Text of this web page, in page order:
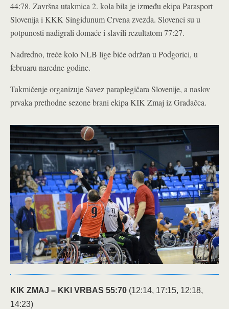
44:78. Završna utakmica 2. kola bila je između ekipa Parasport
Slovenija i KKK Singidunum Crvena zvezda. Slovenci su u
potpunosti nadigrali domaće i slavili rezultatom 77:27.
Nadredno, treće kolo NLB lige biće održan u Podgorici, u
februaru naredne godine.
Takmičenje organizuje Savez paraplegičara Slovenije, a naslov
prvaka prethodne sezone brani ekipa KIK Zmaj iz Gradačca.
KIK ZMAJ – KKI VRBAS 55:70 (12:14, 17:15, 12:18,
14:23)